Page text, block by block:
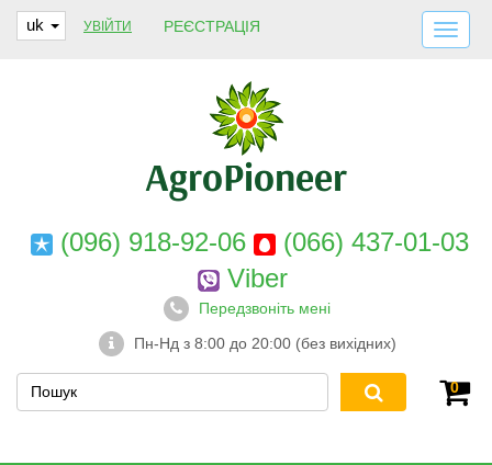
uk УВІЙТИ РЕЄСТРАЦІЯ
ДОСТАВКА І ОПЛАТА
ПРО НАС
ГАРАНТІЇ
КОНТАКТИ
(096) 918-92-06
(066) 437-01-03
Viber
Передзвоніть мені
Пн-Нд з 8:00 до 20:00 (без вихідних)
0